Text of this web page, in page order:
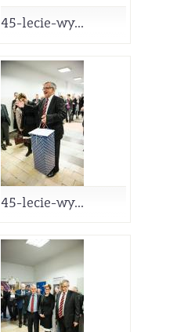
45-lecie-wy...
45-lecie-wy...